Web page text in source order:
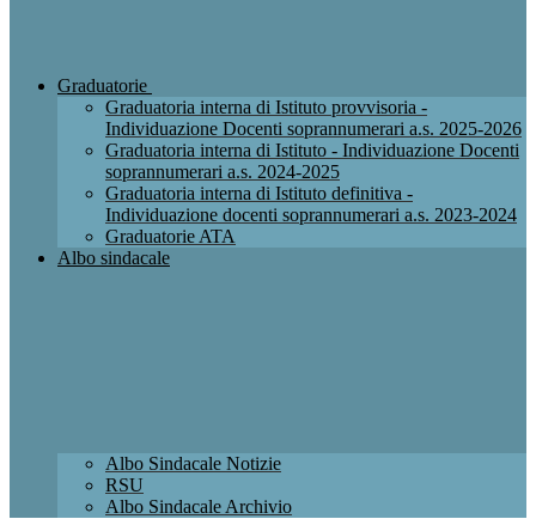
Graduatorie
Graduatoria interna di Istituto provvisoria -
Individuazione Docenti soprannumerari a.s. 2025-2026
Graduatoria interna di Istituto - Individuazione Docenti
soprannumerari a.s. 2024-2025
Graduatoria interna di Istituto definitiva -
Individuazione docenti soprannumerari a.s. 2023-2024
Graduatorie ATA
Albo sindacale
Albo Sindacale Notizie
RSU
Albo Sindacale Archivio